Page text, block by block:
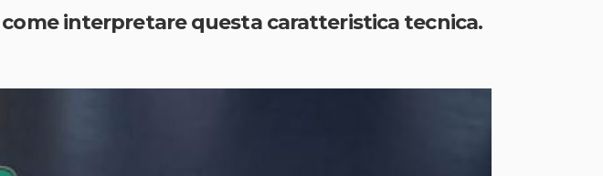
interpretare questa caratteristica tecnica.